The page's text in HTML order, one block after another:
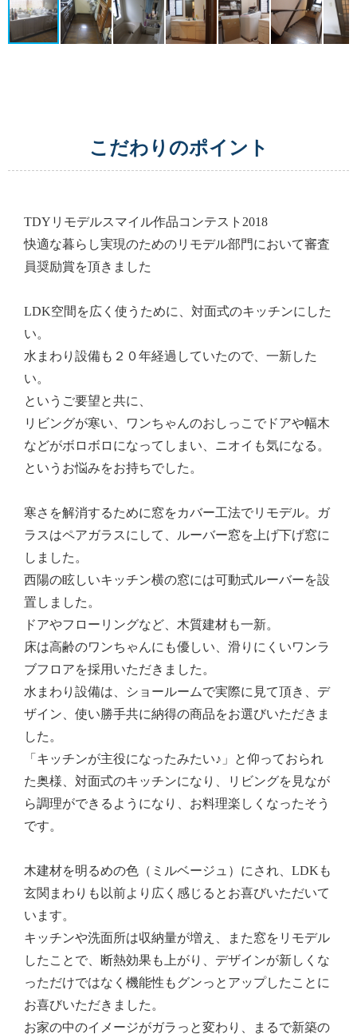
こだわりのポイント
TDYリモデルスマイル作品コンテスト2018
快適な暮らし実現のためのリモデル部門において審査
員奨励賞を頂きました
LDK空間を広く使うために、対面式のキッチンにした
い。
水まわり設備も２０年経過していたので、一新した
い。
というご要望と共に、
リビングが寒い、ワンちゃんのおしっこでドアや幅木
などがボロボロになってしまい、ニオイも気になる。
というお悩みをお持ちでした。
寒さを解消するために窓をカバー工法でリモデル。ガ
ラスはペアガラスにして、ルーバー窓を上げ下げ窓に
しました。
西陽の眩しいキッチン横の窓には可動式ルーバーを設
置しました。
ドアやフローリングなど、木質建材も一新。
床は高齢のワンちゃんにも優しい、滑りにくいワンラ
ブフロアを採用いただきました。
水まわり設備は、ショールームで実際に見て頂き、デ
ザイン、使い勝手共に納得の商品をお選びいただきま
した。
「キッチンが主役になったみたい♪」と仰っておられ
た奥様、対面式のキッチンになり、リビングを見なが
ら調理ができるようになり、お料理楽しくなったそう
です。
木建材を明るめの色（ミルベージュ）にされ、LDKも
玄関まわりも以前より広く感じるとお喜びいただいて
います。
キッチンや洗面所は収納量が増え、また窓をリモデル
したことで、断熱効果も上がり、デザインが新しくな
っただけではなく機能性もグンっとアップしたことに
お喜びいただきました。
お家の中のイメージがガラっと変わり、まるで新築の